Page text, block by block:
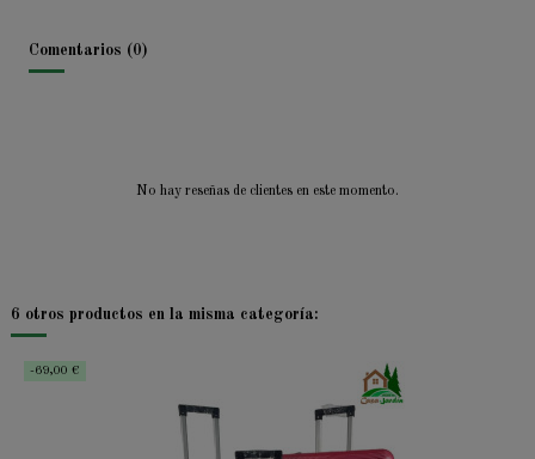
Comentarios (0)
No hay reseñas de clientes en este momento.
6 otros productos en la misma categoría:
-69,00 €